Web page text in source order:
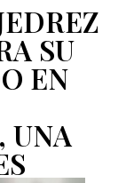
SU
EN
UNA